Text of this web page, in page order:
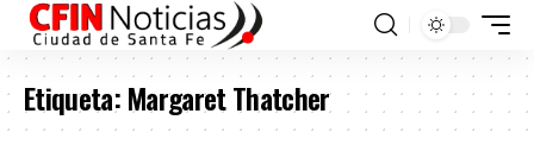
Etiqueta:Margaret Thatcher